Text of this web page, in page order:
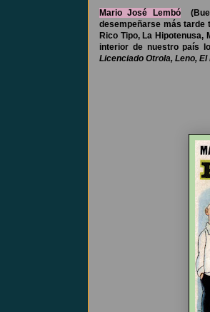
Mario José Lembó
desempeñarse más tarde
Rico Tipo, La
interior de nuestro país
Licenciado Otrola, Leno,